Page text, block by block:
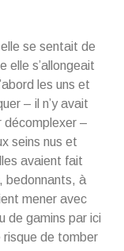
se sentait de
elle s’allongeait
les uns et
– il n’y avait
décomplexer –
seins nus et
avaient fait
bedonnants, à
mener avec
de gamins par ici
de tomber